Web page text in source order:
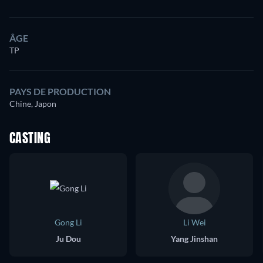
ÂGE
TP
PAYS DE PRODUCTION
Chine, Japon
CASTING
Gong Li
Ju Dou
Li Wei
Yang Jinshan